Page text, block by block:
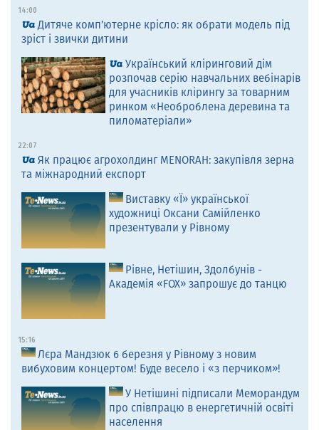
14:00
Дитяче комп’ютерне крісло: як обрати модель під
зріст і звички дитини
Український кліринговий дім
розпочав серію навчальних вебінарів
для учасників клірингу за товарним
ринком «Необроблена деревина та
пиломатеріали»
22:07
Як працює агрохолдинг MENORAH: закупівля зерна
та міжнародний експорт
Виставку «Ї» української
художниці Оксани Самійленко
презентували у Рівному
Рівне, Нетішин, Здолбунів -
Академія «FOX» запрошує до танцю
15:16
Лєра Мандзюк 6 березня у Рівному з новим
вибуховим концертом! Буде весело і «з перчиком»!
У Нетішині підписали Меморандум
про співпрацю в енергетичній освіті
населення